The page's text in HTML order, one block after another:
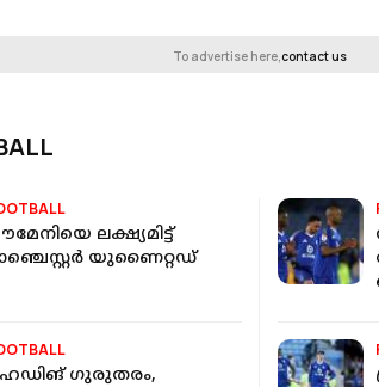
To advertise here,contact us
ലക്ഷ്യമിട്ട്
യുണൈറ്റഡ്
ഗുരുതരം,